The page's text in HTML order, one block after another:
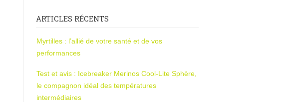
ARTICLES RÉCENTS
Myrtilles : l’allié de votre santé et de vos
performances
Test et avis : Icebreaker Merinos Cool-Lite Sphère,
le compagnon idéal des températures
intermédiaires